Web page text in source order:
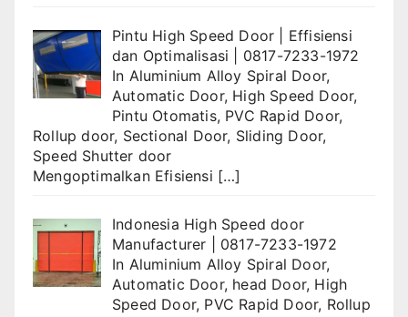
Pintu High Speed Door | Effisiensi
dan Optimalisasi | 0817-7233-1972
In Aluminium Alloy Spiral Door,
Automatic Door, High Speed Door,
Pintu Otomatis, PVC Rapid Door,
Rollup door, Sectional Door, Sliding Door,
Speed Shutter door
Mengoptimalkan Efisiensi […]
Indonesia High Speed door
Manufacturer | 0817-7233-1972
In Aluminium Alloy Spiral Door,
Automatic Door, head Door, High
Speed Door, PVC Rapid Door, Rollup